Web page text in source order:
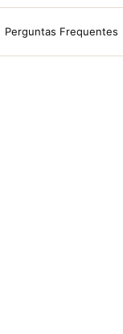
Perguntas Frequentes